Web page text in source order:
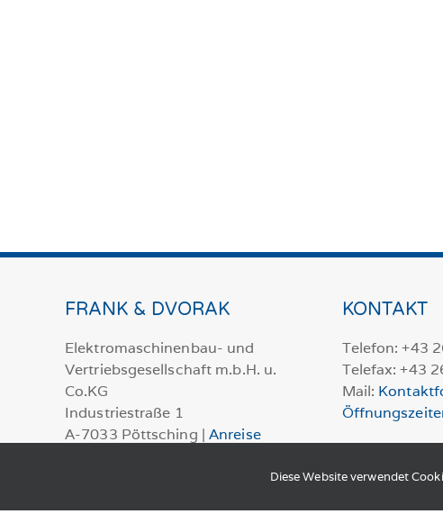
FRANK & DVORAK
Elektromaschinenbau- und
Vertriebsgesellschaft m.b.H. u.
Co.KG
Industriestraße 1
A-7033 Pöttsching |Anreise
KONTAKT
Telefon: +43
Telefax: +43
Mail:
Diese Website verwendet